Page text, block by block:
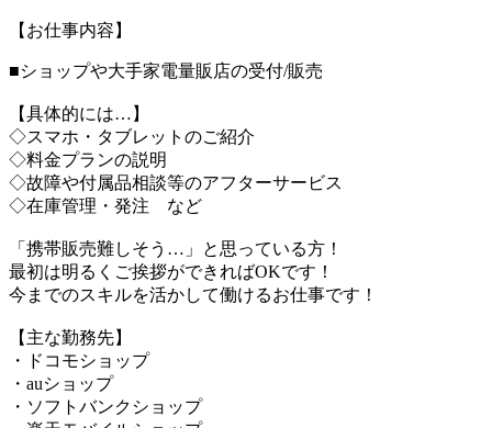
【お仕事内容】
■ショップや大手家電量販店の受付/販売
【具体的には…】
◇スマホ・タブレットのご紹介
◇料金プランの説明
◇故障や付属品相談等のアフターサービス
◇在庫管理・発注 など
「携帯販売難しそう…」と思っている方！
最初は明るくご挨拶ができればOKです！
今までのスキルを活かして働けるお仕事です！
【主な勤務先】
・ドコモショップ
・auショップ
・ソフトバンクショップ